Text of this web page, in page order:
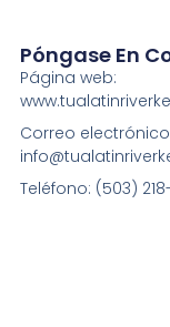
Póngase En
Página web:
Correo
Teléfono: (503)